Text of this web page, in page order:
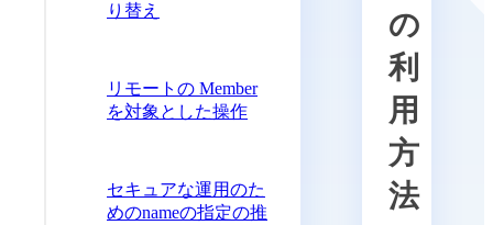
り替え
リモートの Member
を対象とした操作
セキュアな運用のた
めのnameの指定の推
の
利
用
方
法